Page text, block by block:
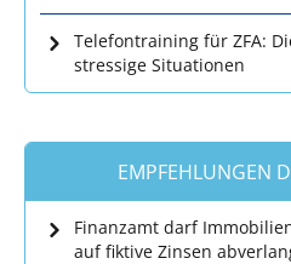
Telefontraining für ZFA:
stressige Situationen
EMPFEHLUNGEN
Finanzamt darf
auf fiktive Zinsen